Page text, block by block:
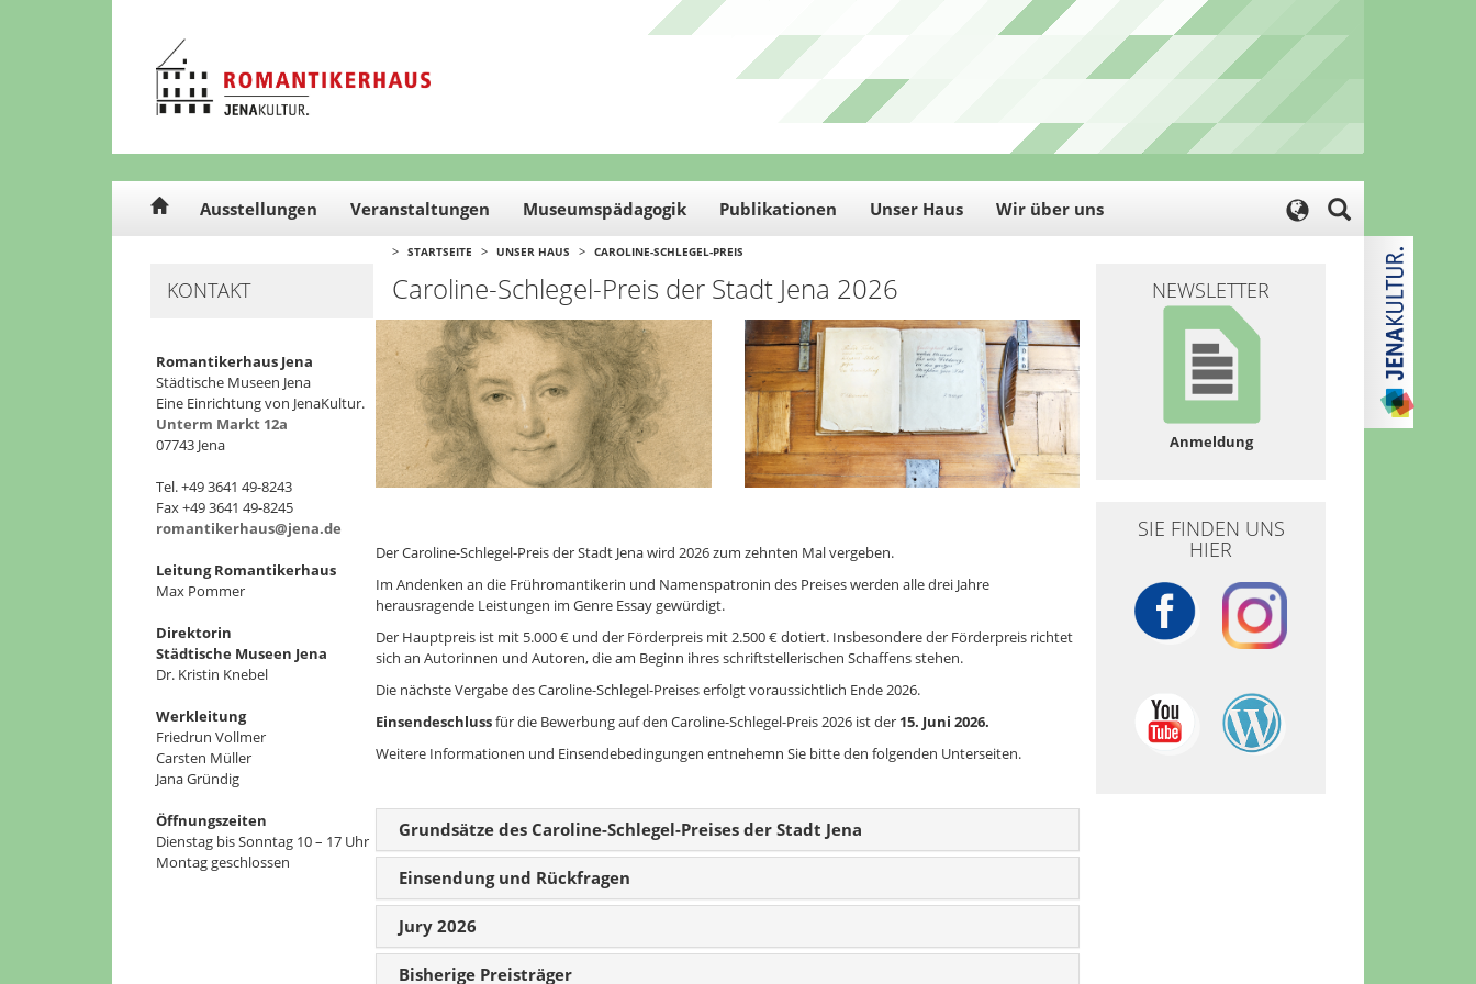
Ausstellungen Veranstaltungen Museumspädagogik Publikationen Unser Haus Wir über uns
KONTAKT
Romantikerhaus Jena
Städtische Museen Jena
Eine Einrichtung von JenaKultur.
Unterm Markt 12a
07743 Jena
Tel. +49 3641 49-8243
Fax +49 3641 49-8245
romantikerhaus@jena.de
Leitung Romantikerhaus
Max Pommer
Direktorin
Städtische Museen Jena
Dr. Kristin Knebel
Werkleitung
Friedrun Vollmer
Carsten Müller
Jana Gründig
Öffnungszeiten
Dienstag bis Sonntag 10 – 17 Uhr
Montag geschlossen
> STARTSEITE > UNSER HAUS > CAROLINE-SCHLEGEL-PREIS
Caroline-Schlegel-Preis der Stadt Jena 2026
Der Caroline-Schlegel-Preis der Stadt Jena wird 2026 zum zehnten Mal vergeben.
Im Andenken an die Frühromantikerin und Namenspatronin des Preises werden alle drei Jahre
herausragende Leistungen im Genre Essay gewürdigt.
Der Hauptpreis ist mit 5.000 € und der Förderpreis mit 2.500 € dotiert. Insbesondere der Förderpreis richtet
sich an Autorinnen und Autoren, die am Beginn ihres schriftstellerischen Schaffens stehen.
Die nächste Vergabe des Caroline-Schlegel-Preises erfolgt voraussichtlich Ende 2026.
Einsendeschlussfür die Bewerbung auf den Caroline-Schlegel-Preis 2026 ist der 15. Juni 2026.
Weitere Informationen und Einsendebedingungen entnehemn Sie bitte den folgenden Unterseiten.
Grundsätze des Caroline-Schlegel-Preises der Stadt Jena
Einsendung und Rückfragen
Jury 2026
Bisherige Preisträger
NEWSLETTER
Anmeldung
SIE FINDEN UNS
HIER